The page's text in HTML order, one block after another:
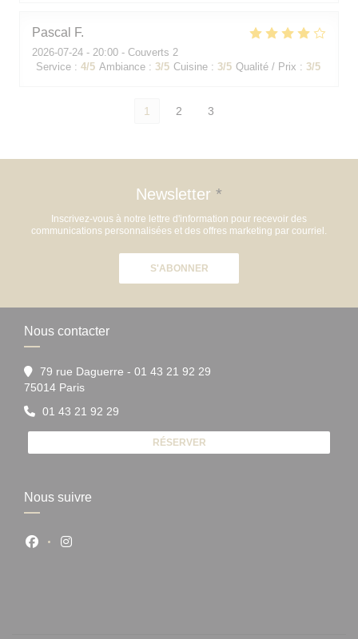
Pascal F
2026-07-24 - 20:00 - Couverts 2
Service : 4/5 Ambiance : 3/5 Cuisine : 3/5 Qualité / Prix : 3/5
1 2 3
Newsletter *
Inscrivez-vous à notre lettre d'information pour recevoir des
communications personnalisées et des offres marketing par courriel.
S'ABONNER
Nous contacter
79 rue Daguerre - 01 43 21 92 29
75014 Paris((ouvre une nouvelle fenêtre))
01 43 21 92 29
RÉSERVER
Nous suivre
Facebook ((ouvre une nouvelle fenêtre))
Instagram ((ouvre une nouvelle fenêtre))